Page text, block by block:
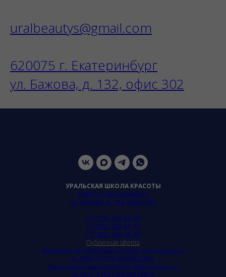
uralbeautys@gmail.com
620075 г. Екатеринбург
ул. Бажова, д. 132, офис 302
УРАЛЬСКАЯ ШКОЛА КРАСОТЫ
620075 г. Екатеринбург
ул. Бажова, д. 132, офис 302
+7 (929) 224-92-93
+7 (912) 298-99-11
+7 (982) 768-46-25
Публичная оферта
Лицензия на образовательную деятельность
№ Л035-01277-66/00622385
Лицензия на медицинскую деятельность
№ Л041-01021-66/00670673